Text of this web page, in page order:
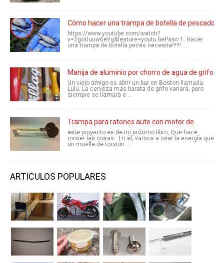
Cómo hacer una trampa de botella de pescado!
https://www.youtube.com/watch?
v=2goUuuw6eYg&feature=youtu.bePaso 1: Hacer
una trampa de botella peces necesita!!!!!! ...
Manija de aluminio por chorro de agua de grifo
Un viejo amigo es abrir un bar en Boston llamada
Lulu. La cerveza más barata de grifo variará, pero
siempre se llamará e ...
Trampa para ratones auto con motor de
este proyecto es de mi próximo libro, Que hace
mover las cosas. En él, vamos a usar la energía que
un muelle de torsión ...
ARTICULOS POPULARES